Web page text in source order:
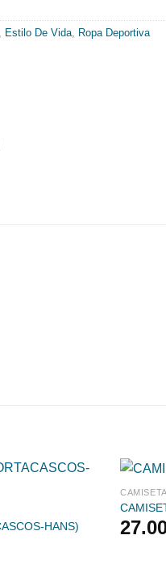
Estilo De Vida Ropa Deportiva
HANS)